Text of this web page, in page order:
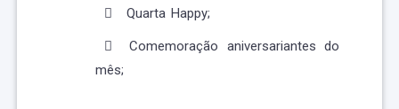
Quarta Happy;
Comemoração aniversariantes do
mês;